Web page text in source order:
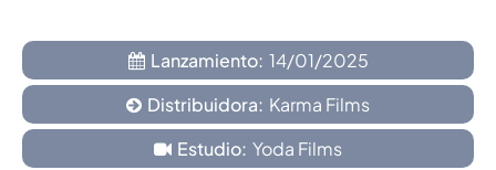
Lanzamiento: 14/01/2025
Distribuidora: Karma Films
Estudio: Yoda Films